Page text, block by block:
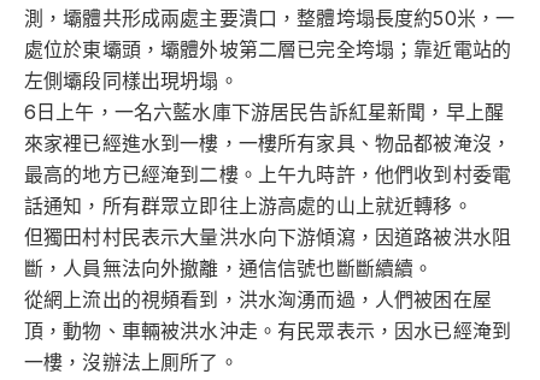
測，壩體共形成兩處主要潰口，整體垮塌長度約50米，一
處位於東壩頭，壩體外坡第二層已完全垮塌；靠近電站的
左側壩段同樣出現坍塌。
6日上午，一名六藍水庫下游居民告訴紅星新聞，早上醒
來家裡已經進水到一樓，一樓所有家具、物品都被淹沒，
最高的地方已經淹到二樓。上午九時許，他們收到村委電
話通知，所有群眾立即往上游高處的山上就近轉移。
但獨田村村民表示大量洪水向下游傾瀉，因道路被洪水阻
斷，人員無法向外撤離，通信信號也斷斷續續。
從網上流出的視頻看到，洪水洶湧而過，人們被困在屋
頂，動物、車輛被洪水沖走。有民眾表示，因水已經淹到
一樓，沒辦法上厠所了。